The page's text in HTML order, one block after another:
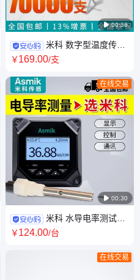
 00:36
米科 数字型温度传感
器 烤箱温度控制器 箱式电炉 恒
￥169.00/支
 00:30
在线交易
米科 水导电率测试仪
溶液电阻率检测仪 24h在线实
￥124.00/台
在线交易